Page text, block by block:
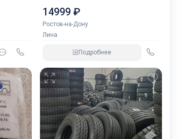
14999 ₽
Ростов-на-Дону
Лина
Подробнее